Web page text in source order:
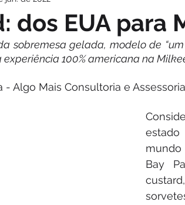
dos EUA para
sobremesa gelada, modelo de
100% americana na
- Algo Mais Consultoria e Assessoria
Bay